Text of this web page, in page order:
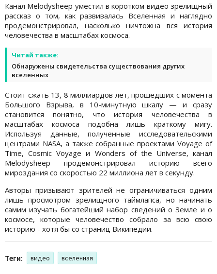
Канал Melodysheep уместил в коротком видео зрелищный
рассказ о том, как развивалась Вселенная и наглядно
продемонстрировал, насколько ничтожна вся история
человечества в масштабах космоса.
Читай также:
Обнаружены свидетельства существования других
вселенных
Стоит сжать 13, 8 миллиардов лет, прошедших с момента
Большого Взрыва, в 10-минутную шкалу — и сразу
становится понятно, что история человечества в
масштабах космоса подобна лишь краткому мигу.
Используя данные, полученные исследовательскими
центрами NASA, а также собранные проектами Voyage of
Time, Cosmic Voyage и Wonders of the Universe, канал
Melodysheep продемонстрировал историю всего
мироздания со скоростью 22 миллиона лет в секунду.
Авторы призывают зрителей не ограничиваться одним
лишь просмотром зрелищного таймлапса, но начинать
самим изучать богатейший набор сведений о Земле и о
космосе, которые человечество собрало за всю свою
историю - хотя бы со страниц Википедии.
Теги: видео вселенная